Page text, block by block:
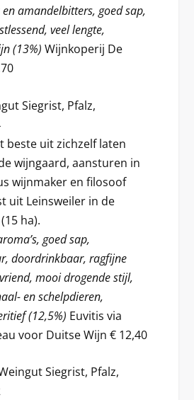
en amandelbitters, goed sap,
veel lengte,
(13%) Wijnkoperij De
Siegrist, Pfalz,
beste uit zichzelf laten
wijngaard, aansturen in
wijnmaker en filosoof
uit Leinsweiler in de
ha).
goed sap,
doordrinkbaar, ragfijne
mooi drogende stijl,
en schelpdieren,
(12,5%) Euvitis via
voor Duitse Wijn € 12,40
Siegrist, Pfalz,